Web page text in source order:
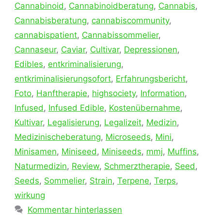
Cannabinoid , Cannabinoidberatung, Cannabis,
Cannabisberatung, cannabiscommunity,
cannabispatient, Cannabissommelier,
Cannaseur, Caviar, Cultivar, Depressionen,
Edibles, entkriminalisierung,
entkriminalisierungsofort, Erfahrungsbericht,
Foto, Hanftherapie, highsociety, Information,
Infused , Infused Edible, Kostenübernahme,
Kultivar, Legalisierung, Legalizeit, Medizin,
Medizinischeberatung, Microseeds, Mini,
Minisamen, Miniseed , Miniseeds, mmj, Muffins,
Naturmedizin, Review, Schmerztherapie, Seed ,
Seeds, Sommelier, Strain, Terpene, Terps,
wirkung
Kommentar hinterlassen